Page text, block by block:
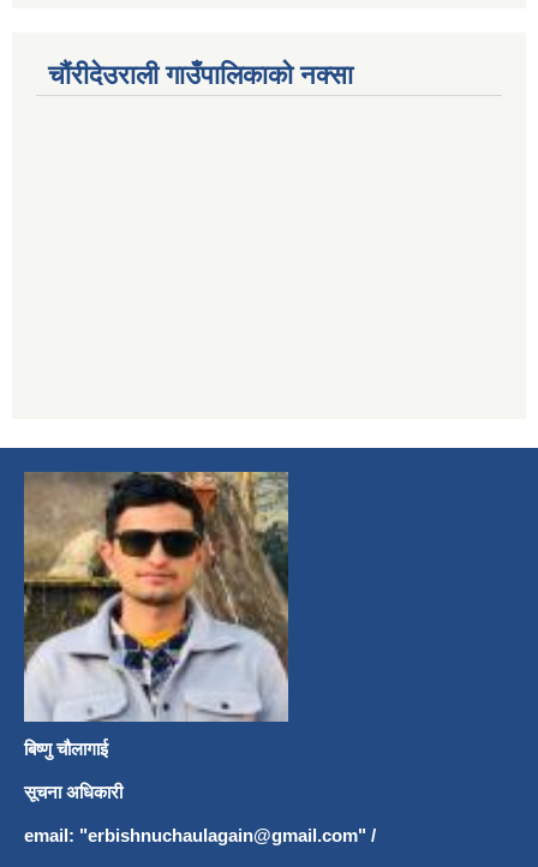
चौंरीदेउराली गाउँपालिकाको नक्सा
बिष्णु चौलागाई
सूचना अधिकारी
email: "erbishnuchaulagain@gmail.com" /